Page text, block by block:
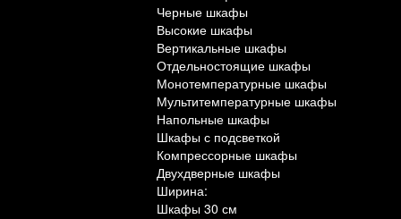
Черные шкафы
Высокие шкафы
Вертикальные шкафы
Отдельностоящие шкафы
Монотемпературные шкафы
Мультитемпературные шкафы
Напольные шкафы
Шкафы с подсветкой
Компрессорные шкафы
Двухдверные шкафы
Ширина:
Шкафы 30 см